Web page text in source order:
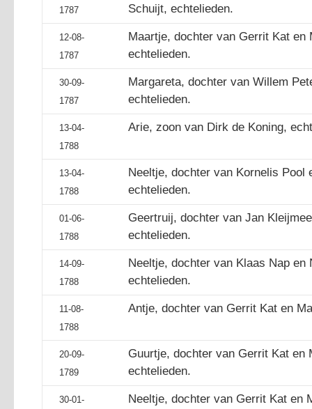
1787 Schuijt, echtelieden.
12-08-
1787
Maartje, dochter van Gerrit Kat en
echtelieden.
30-09-
1787
Margareta, dochter van Willem
echtelieden.
13-04-
1788
Arie, zoon van Dirk de Koning,
13-04-
1788
Neeltje, dochter van Kornelis Pool
echtelieden.
01-06-
1788
Geertruij, dochter van Jan
echtelieden.
14-09-
1788
Neeltje, dochter van Klaas Nap
echtelieden.
11-08-
1788
Antje, dochter van Gerrit Kat en
20-09-
1789
Guurtje, dochter van Gerrit Kat en
echtelieden.
30-01-
Neeltje, dochter van Gerrit Kat en